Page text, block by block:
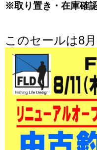
※取り置き・在庫確
このセールは8